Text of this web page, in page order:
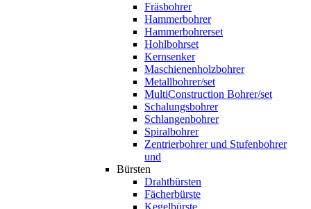
Fräsbohrer
Hammerbohrer
Hammerbohrerset
Hohlbohrset
Kernsenker
Maschienenholzbohrer
Metallbohrer/set
MultiConstruction Bohrer/set
Schalungsbohrer
Schlangenbohrer
Spiralbohrer
Zentrierbohrer und Stufenbohrer
und
Bürsten
Drahtbürsten
Fächerbürste
Kegelbürste